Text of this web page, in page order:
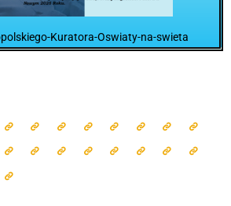
Kuratora-Oswiaty-na-swieta